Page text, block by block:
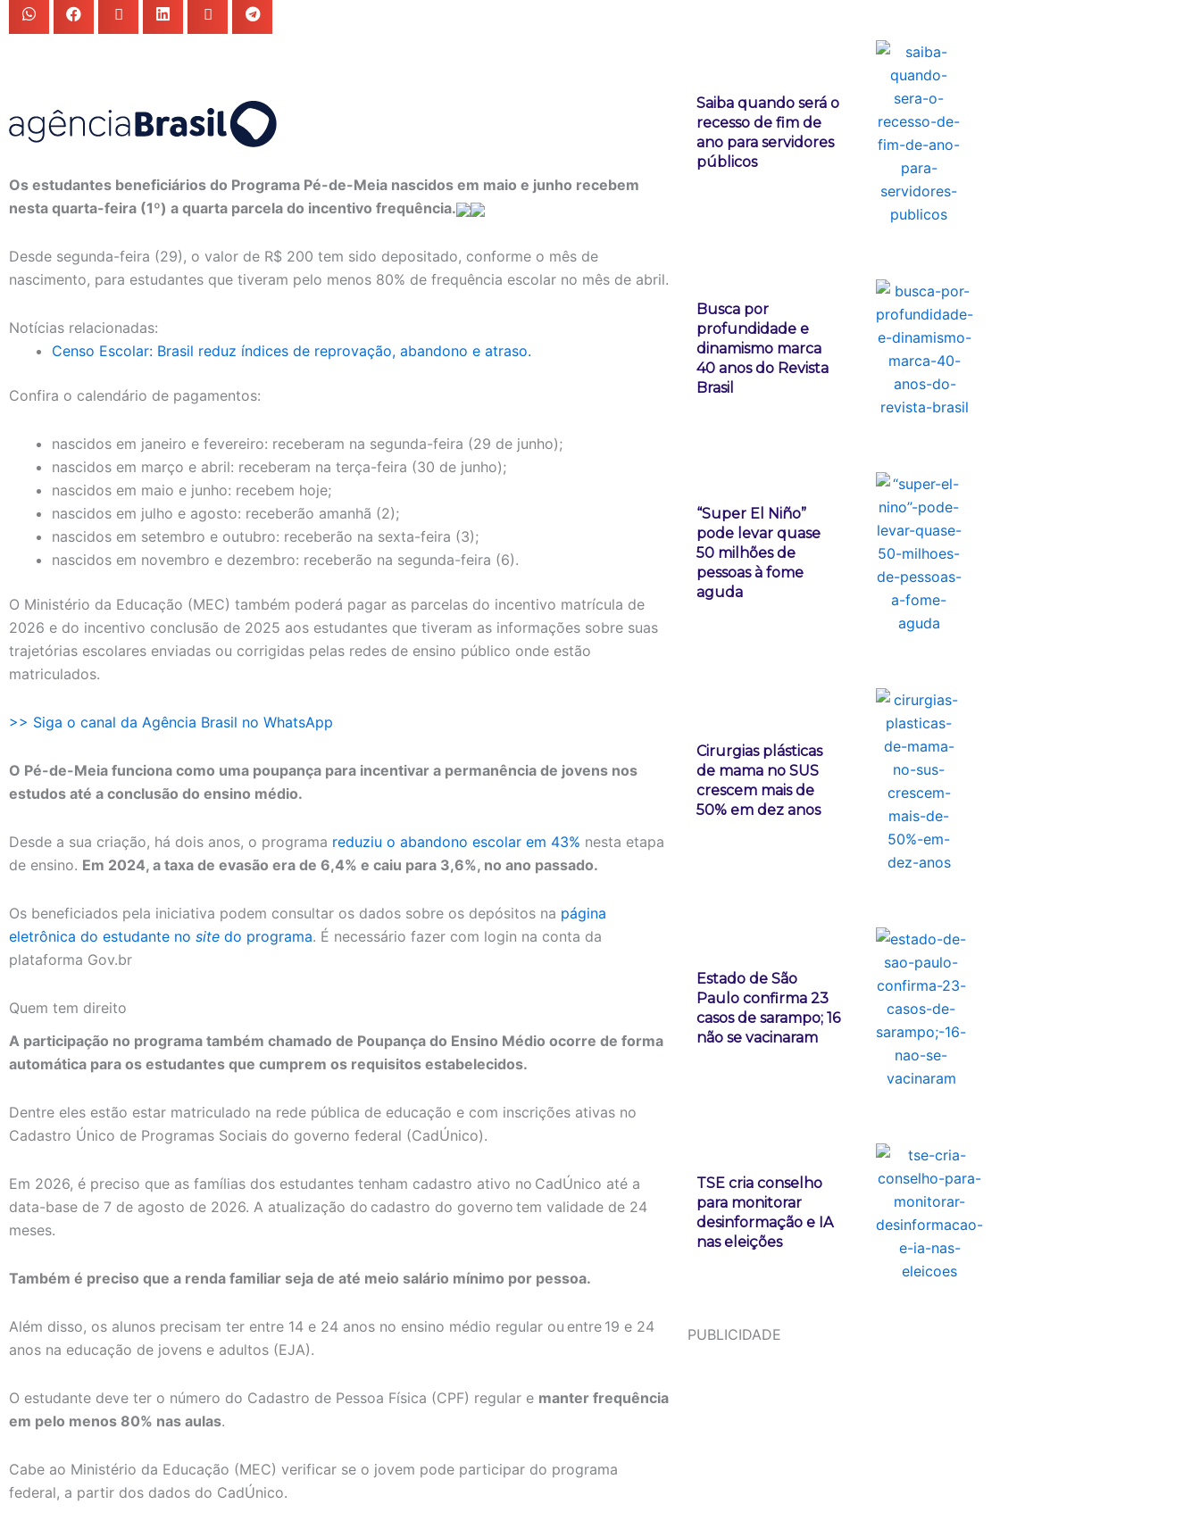
Os estudantes beneficiários do Programa Pé-de-Meia nascidos em maio e junho recebem
nesta quarta-feira (1º) a quarta parcela do incentivo frequência.
Desde segunda-feira (29), o valor de R$ 200 tem sido depositado, conforme o mês de
nascimento, para estudantes que tiveram pelo menos 80% de frequência escolar no mês de abril.
Notícias relacionadas:
Censo Escolar: Brasil reduz índices de reprovação, abandono e atraso.
Confira o calendário de pagamentos:
nascidos em janeiro e fevereiro: receberam na segunda-feira (29 de junho);
nascidos em março e abril: receberam na terça-feira (30 de junho);
nascidos em maio e junho: recebem hoje;
nascidos em julho e agosto: receberão amanhã (2);
nascidos em setembro e outubro: receberão na sexta-feira (3);
nascidos em novembro e dezembro: receberão na segunda-feira (6).
O Ministério da Educação (MEC) também poderá pagar as parcelas do incentivo matrícula de
2026 e do incentivo conclusão de 2025 aos estudantes que tiveram as informações sobre suas
trajetórias escolares enviadas ou corrigidas pelas redes de ensino público onde estão
matriculados.
>> Siga o canal da Agência Brasil no WhatsApp
O Pé-de-Meia funciona como uma poupança para incentivar a permanência de jovens nos
estudos até a conclusão do ensino médio.
Desde a sua criação, há dois anos, o programa reduziu o abandono escolar em 43% nesta etapa
de ensino. Em 2024, a taxa de evasão era de 6,4% e caiu para 3,6%, no ano passado.
Os beneficiados pela iniciativa podem consultar os dados sobre os depósitos na página
eletrônica do estudante no site do programa. É necessário fazer com login na conta da
plataforma Gov.br
Quem tem direito
A participação no programa também chamado de Poupança do Ensino Médio ocorre de forma
automática para os estudantes que cumprem os requisitos estabelecidos.
Dentre eles estão estar matriculado na rede pública de educação e com inscrições ativas no
Cadastro Único de Programas Sociais do governo federal (CadÚnico).
Em 2026, é preciso que as famílias dos estudantes tenham cadastro ativo no CadÚnico até a
data-base de 7 de agosto de 2026. A atualização do cadastro do governo tem validade de 24
meses.
Também é preciso que a renda familiar seja de até meio salário mínimo por pessoa.
Além disso, os alunos precisam ter entre 14 e 24 anos no ensino médio regular ou entre 19 e 24
anos na educação de jovens e adultos (EJA).
O estudante deve ter o número do Cadastro de Pessoa Física (CPF) regular e manter frequência
em pelo menos 80% nas aulas.
Cabe ao Ministério da Educação (MEC) verificar se o jovem pode participar do programa
federal, a partir dos dados do CadÚnico.
Saiba quando será o
recesso de fim de
ano para servidores
públicos
Busca por
profundidade e
dinamismo marca
40 anos do Revista
Brasil
“Super El Niño”
pode levar quase
50 milhões de
pessoas à fome
aguda
Cirurgias plásticas
de mama no SUS
crescem mais de
50% em dez anos
Estado de São
Paulo confirma 23
casos de sarampo; 16
não se vacinaram
TSE cria conselho
para monitorar
desinformação e IA
nas eleições
PUBLICIDADE